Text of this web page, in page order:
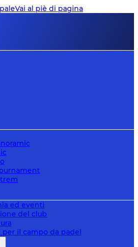
Vai al piè di pagina
ed eventi
del club
per il campo da padel